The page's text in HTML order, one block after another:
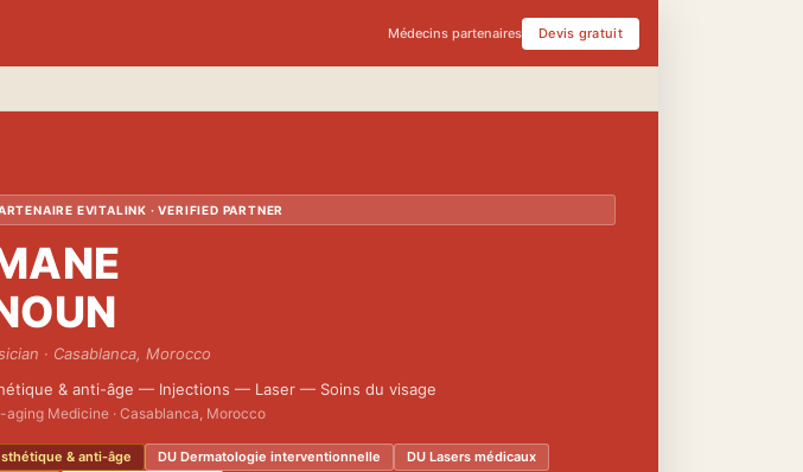
Médecins partenaires Devis gratuit
EVITALINK · VERIFIED PARTNER
· Casablanca, Morocco
& anti-âge — Injections — Laser — Soins du visage
Medicine · Casablanca, Morocco
& anti-âge DU Dermatologie interventionnelle
DU Lasers médicaux